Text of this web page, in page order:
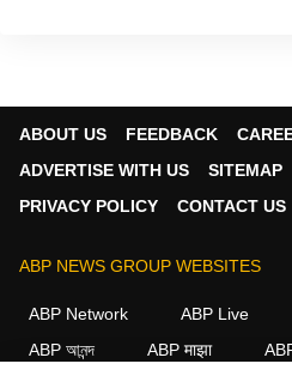
ABOUT US FEEDBACK
ADVERTISE WITH US
SITEMAP
PRIVACY POLICY
CONTACT US
ABP NEWS GROUP WEBSITES
ABP Network ABP Live
ABP আনন্দ
ABP माझा